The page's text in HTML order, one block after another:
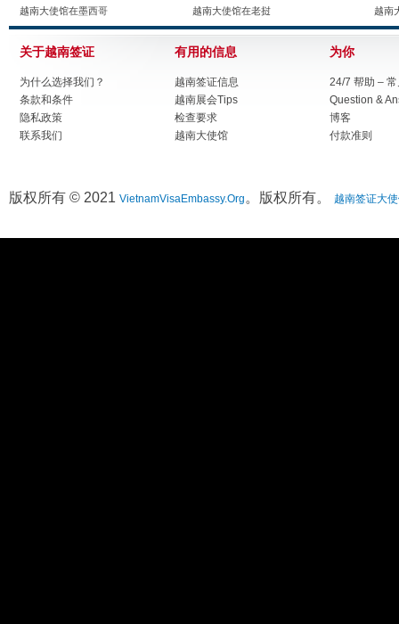
越南大使馆在墨西哥
越南大使馆在老挝
越南
关于越南签证
为什么选择我们？
条款和条件
隐私政策
联系我们
有用的信息
越南签证信息
越南展会Tips
检查要求
越南大使馆
为你
24/7 帮助 –
Question &
博客
付款准则
版权所有 © 2021 VietnamVisaEmbassy.Org 。版权所有。 越南签证大